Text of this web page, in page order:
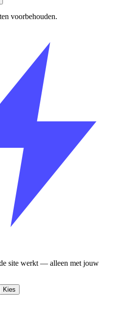
voorbehouden.
site werkt — alleen met jouw
Kies